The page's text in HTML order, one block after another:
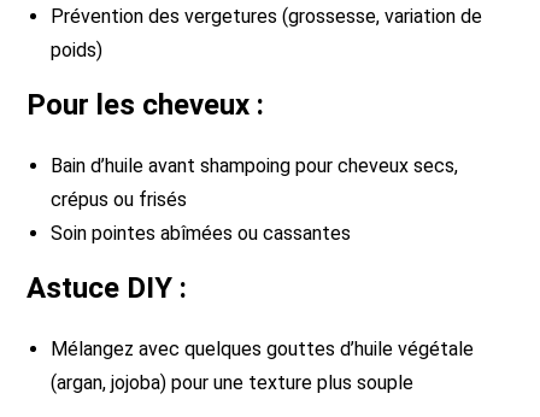
Prévention des vergetures (grossesse, variation de
poids)
Pour les cheveux :
Bain d’huile avant shampoing pour cheveux secs,
crépus ou frisés
Soin pointes abîmées ou cassantes
Astuce DIY :
Mélangez avec quelques gouttes d’huile végétale
(argan, jojoba) pour une texture plus souple